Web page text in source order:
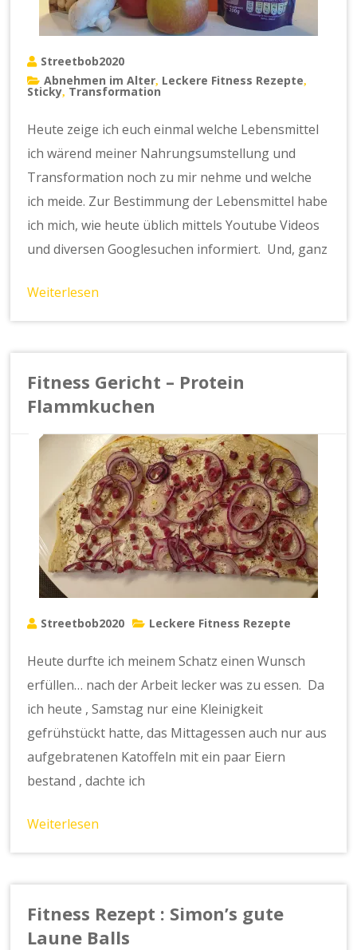
Streetbob2020
Abnehmen im Alter Leckere Fitness Rezepte
Sticky Transformation
Heute zeige ich euch einmal welche Lebensmittel
ich wärend meiner Nahrungsumstellung und
Transformation noch zu mir nehme und welche
ich meide. Zur Bestimmung der Lebensmittel habe
ich mich, wie heute üblich mittels Youtube Videos
und diversen Googlesuchen informiert. Und, ganz
Weiterlesen
Fitness Gericht – Protein
Flammkuchen
Streetbob2020 Leckere Fitness Rezepte
Heute durfte ich meinem Schatz einen Wunsch
erfüllen… nach der Arbeit lecker was zu essen. Da
ich heute , Samstag nur eine Kleinigkeit
gefrühstückt hatte, das Mittagessen auch nur aus
aufgebratenen Katoffeln mit ein paar Eiern
bestand , dachte ich
Weiterlesen
Fitness Rezept : Simon’s gute
Laune Balls